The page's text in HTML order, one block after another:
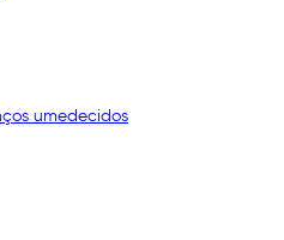
umedecidos